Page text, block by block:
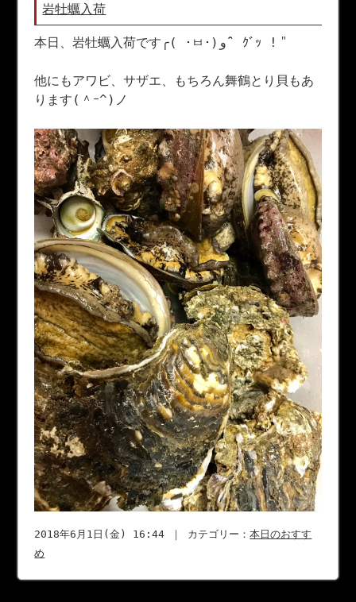
岩牡蠣入荷
本日、岩牡蠣入荷です╭( ･ㅂ･)و ̑̑ ｸﾞｯ !＂
他にもアワビ、サザエ、もちろん舞鶴とり貝もあ
ります(＾ｰ^)ノ
2018年6月1日(金) 16:44 ｜ カテゴリー：本日のおすす
め